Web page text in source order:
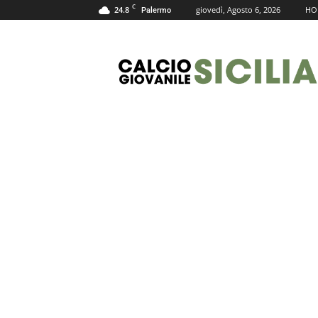
24.8 C Palermo giovedì, Agosto 6, 2026
Giovanile
Sicilia